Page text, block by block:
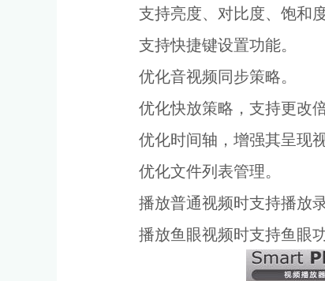
支持亮度、对比度、饱和
支持快捷键设置功能。
优化音视频同步策略。
优化快放策略，支持更改倍
优化时间轴，增强其呈现视
优化文件列表管理。
播放普通视频时支持播放录
播放鱼眼视频时支持鱼眼